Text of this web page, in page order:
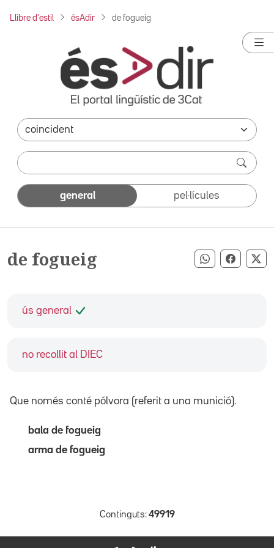
Llibre d'estil ésAdir de fogueig
general pel·lícules
de fogueig Compartir
ús general
no recollit al DIEC
Que només conté pólvora (referit a una munició).
bala de fogueig
arma de fogueig
Continguts: 49919